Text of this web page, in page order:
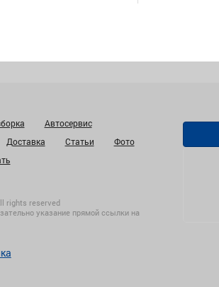
Автосервис
Доставка Статьи
Фото
rights reserved
указание прямой ссылки на